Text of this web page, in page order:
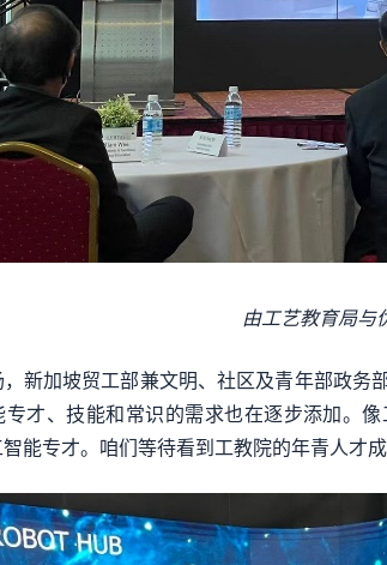
由工艺教育局与
新加坡贸工部兼文明、社区及青年部政务
专才、技能和常识的需求也在逐步添加。
能专才。咱们等待看到工教院的年青人才